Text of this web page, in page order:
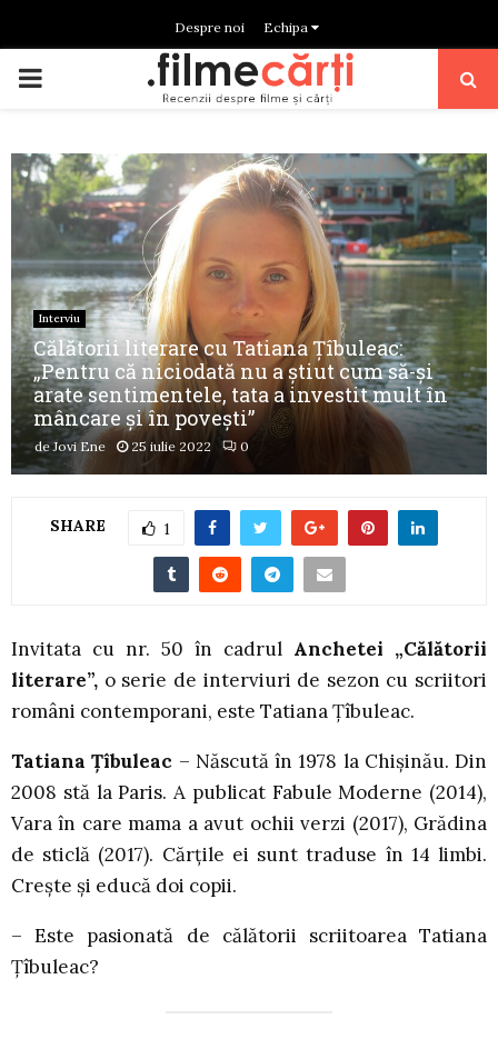
Despre noi Echipa
PRIMARY
Interviu
Călătorii literare cu Tatiana Țîbuleac:
„Pentru că niciodată nu a știut cum să-și
arate sentimentele, tata a investit mult în
mâncare și în povești”
deJovi Ene 25 iulie 2022 0
SHARE 1
Invitata cu nr. 50 în cadrul Anchetei „Călătorii
literare”, o serie de interviuri de sezon cu scriitori
români contemporani, este Tatiana Țîbuleac.
Tatiana Țîbuleac – Născută în 1978 la Chișinău. Din
2008 stă la Paris. A publicat Fabule Moderne (2014),
Vara în care mama a avut ochii verzi (2017), Grădina
de sticlă (2017). Cărțile ei sunt traduse în 14 limbi.
Crește și educă doi copii.
– Este pasionată de călătorii scriitoarea Tatiana
Țîbuleac?